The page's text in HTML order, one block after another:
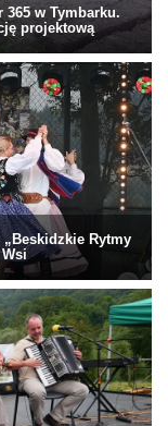
365 w Tymbarku.
projektową
Rytmy